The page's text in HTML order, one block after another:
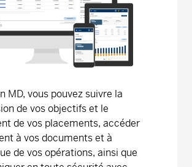
12,39 -0,02
équilibré de croissance
40,06 -0,02
14,48 0,00 0,00
13,78 -0,01 -0,07
MD, vous pouvez suivre la
de vos objectifs et le
de vos placements, accéder
à vos documents et à
de vos opérations, ainsi que